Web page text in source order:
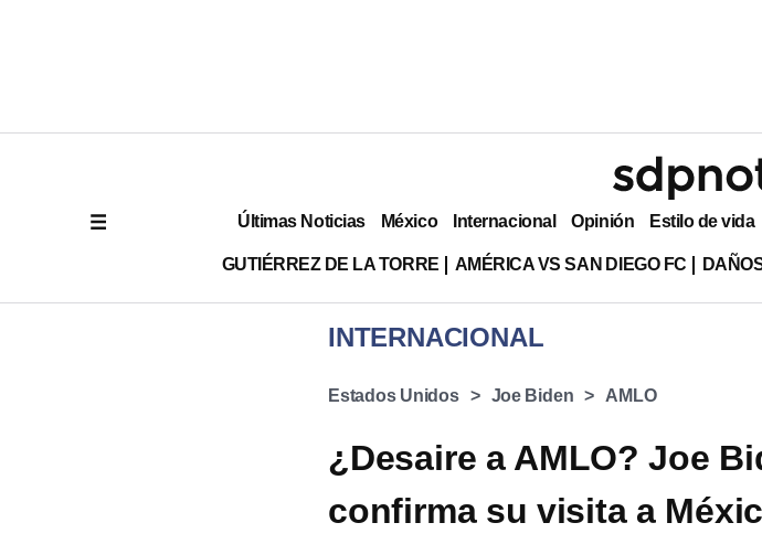
Últimas Noticias México Internacional Opinión Estilo de vida
GUTIÉRREZ DE LA TORRE AMÉRICA VS SAN DIEGO FC
INTERNACIONAL
Estados Unidos Joe Biden AMLO
¿Desaire a AMLO? Joe
confirma su visita a